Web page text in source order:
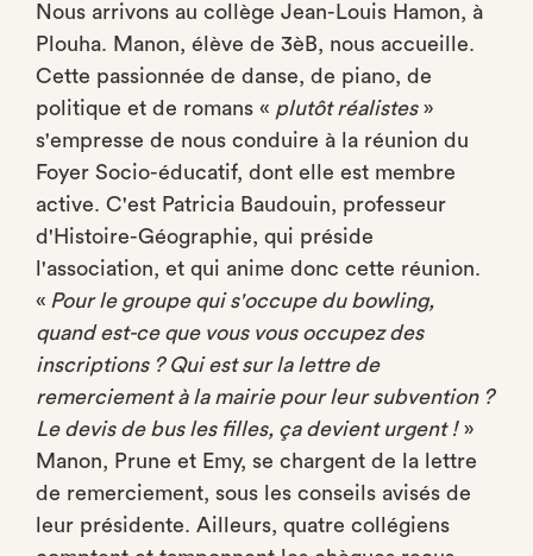
Nous arrivons au collège Jean-Louis Hamon, à
Plouha. Manon, élève de 3èB, nous accueille.
Cette passionnée de danse, de piano, de
politique et de romans « plutôt réalistes»
s'empresse de nous conduire à la réunion du
Foyer Socio-éducatif, dont elle est membre
active. C'est Patricia Baudouin, professeur
d'Histoire-Géographie, qui préside
l'association, et qui anime donc cette réunion.
« Pour le groupe qui s'occupe du bowling,
quand est-ce que vous vous occupez des
inscriptions ? Qui est sur la lettre de
remerciement à la mairie pour leur subvention ?
Le devis de bus les filles, ça devient urgent !»
Manon, Prune et Emy, se chargent de la lettre
de remerciement, sous les conseils avisés de
leur présidente. Ailleurs, quatre collégiens